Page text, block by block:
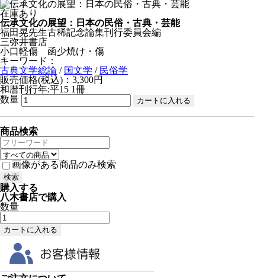
在庫あり
伝承文化の展望：日本の民俗・古典・芸能
福田晃先生古稀記念論集刊行委員会編
三弥井書店
小口軽傷 函少焼け・傷
キーワード：
古典文学総論 / 国文学 / 民俗学
販売価格(税込)：3,300円
和暦刊行年:平15 1冊
数量
商品検索
画像がある商品のみ検索
購入する
八木書店で購入
数量